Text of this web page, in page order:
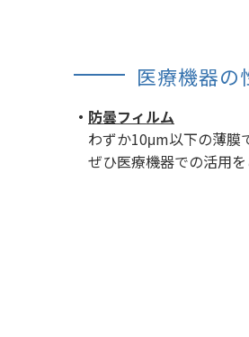
医療機器の
・ 防曇フィルム
わずか10μm以下の薄膜
ぜひ医療機器での活用を